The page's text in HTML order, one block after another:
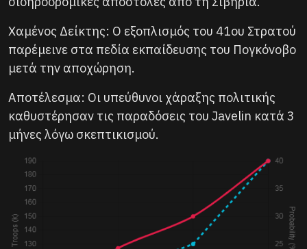
Χαμένος Δείκτης: Ο εξοπλισμός του 41ου Στρατού
παρέμεινε στα πεδία εκπαίδευσης του Πογκόνοβο
μετά την αποχώρηση.
Αποτέλεσμα: Οι υπεύθυνοι χάραξης πολιτικής
καθυστέρησαν τις παραδόσεις του Javelin κατά 3
μήνες λόγω σκεπτικισμού.